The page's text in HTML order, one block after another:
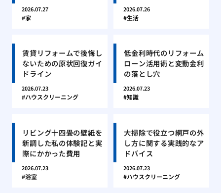
2026.07.27
家
2026.07.26
生活
賃貸リフォームで後悔し
ないための原状回復ガイ
ドライン
2026.07.23
ハウスクリーニング
低金利時代のリフォーム
ローン活用術と変動金利
の落とし穴
2026.07.23
知識
リビング十四畳の壁紙を
新調した私の体験記と実
際にかかった費用
2026.07.23
浴室
大掃除で役立つ網戸の外
し方に関する実践的なア
ドバイス
2026.07.23
ハウスクリーニング